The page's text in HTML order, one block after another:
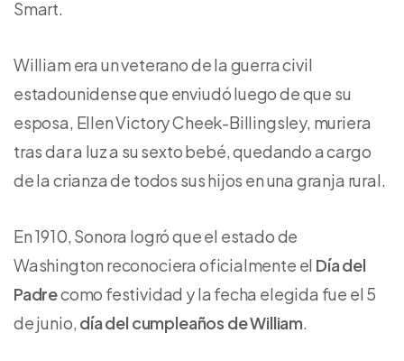
Smart.
William era un veterano de la guerra civil
estadounidense que enviudó luego de que su
esposa, Ellen Victory Cheek-Billingsley, muriera
tras dar a luz a su sexto bebé, quedando a cargo
de la crianza de todos sus hijos en una granja rural.
En 1910, Sonora logró que el estado de
Washington reconociera oficialmente el Día del
Padrecomo festividad y la fecha elegida fue el 5
de junio, día del cumpleaños de William